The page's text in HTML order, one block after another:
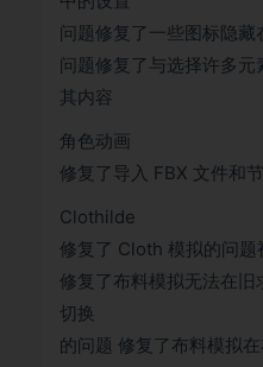
问题修复了一些图标隐
问题修复了与选择许多
其内容
角色动画
修复了导入 FBX 文件和
Clothilde
修复了 Cloth 模拟的问题
修复了布料模拟无法在
切换
的问题 修复了布料模拟